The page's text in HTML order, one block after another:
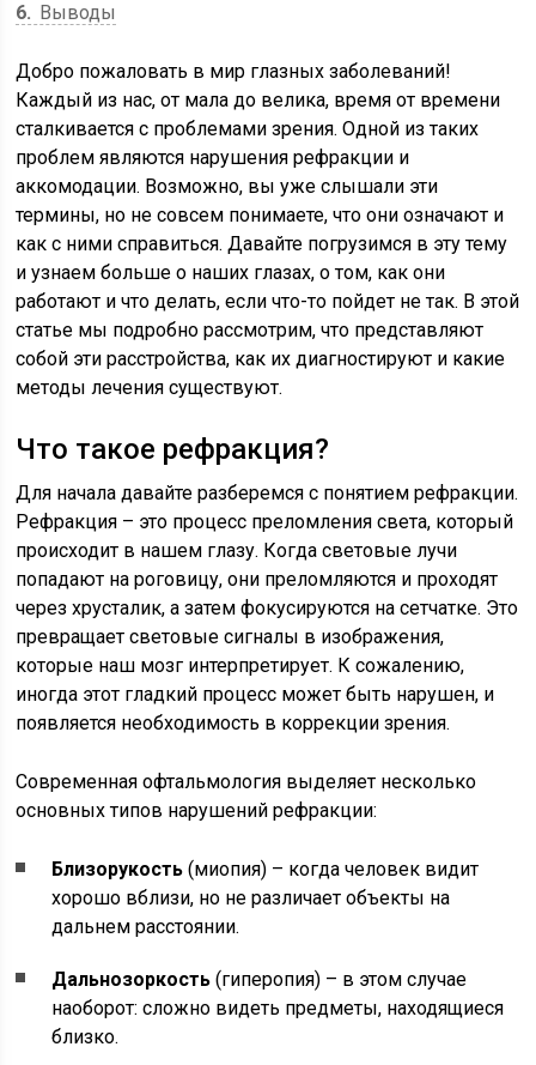
6
Выводы
Добро пожаловать в мир глазных заболеваний!
Каждый из нас, от мала до велика, время от времени
сталкивается с проблемами зрения. Одной из таких
проблем являются нарушения рефракции и
аккомодации. Возможно, вы уже слышали эти
термины, но не совсем понимаете, что они означают и
как с ними справиться. Давайте погрузимся в эту тему
и узнаем больше о наших глазах, о том, как они
работают и что делать, если что-то пойдет не так. В этой
статье мы подробно рассмотрим, что представляют
собой эти расстройства, как их диагностируют и какие
методы лечения существуют.
Что такое рефракция?
Для начала давайте разберемся с понятием рефракции.
Рефракция – это процесс преломления света, который
происходит в нашем глазу. Когда световые лучи
попадают на роговицу, они преломляются и проходят
через хрусталик, а затем фокусируются на сетчатке. Это
превращает световые сигналы в изображения,
которые наш мозг интерпретирует. К сожалению,
иногда этот гладкий процесс может быть нарушен, и
появляется необходимость в коррекции зрения.
Современная офтальмология выделяет несколько
основных типов нарушений рефракции:
Близорукость (миопия) – когда человек видит
хорошо вблизи, но не различает объекты на
дальнем расстоянии.
Дальнозоркость (гиперопия) – в этом случае
наоборот: сложно видеть предметы, находящиеся
близко.